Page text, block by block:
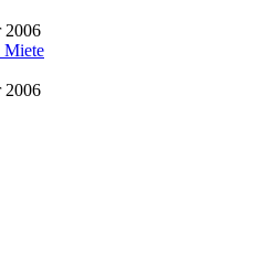
2006
Miete
2006